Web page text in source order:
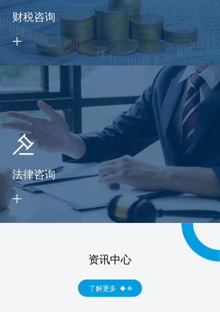
财税咨询
法律咨询
资讯中心
了解更多